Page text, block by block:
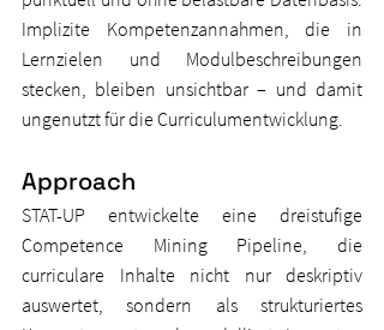
Implizite Kompetenzannahmen, die in
Lernzielen und Modulbeschreibungen
stecken, bleiben unsichtbar – und damit
ungenutzt für die Curriculumentwicklung.
Approach
STAT-UP entwickelte eine dreistufige
Competence Mining Pipeline, die
curriculare Inhalte nicht nur deskriptiv
auswertet, sondern als strukturiertes